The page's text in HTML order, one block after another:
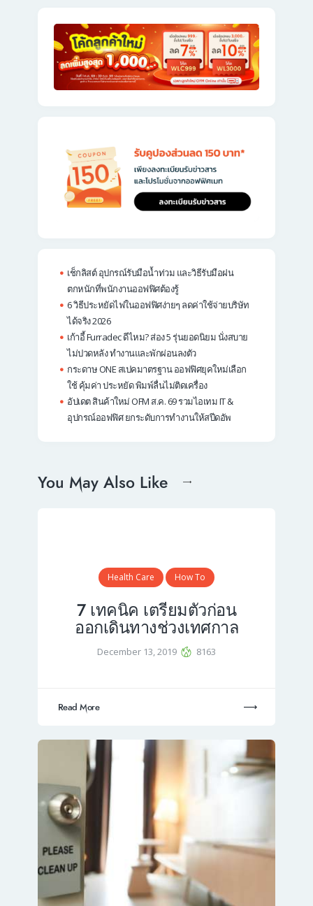
เช็กลิสต์ อุปกรณ์รับมือน้ำท่วม และวิธีรับมือฝน
ตกหนักที่พนักงานออฟฟิศต้องรู้
6 วิธีประหยัดไฟในออฟฟิศง่ายๆ ลดค่าใช้จ่ายบริษัท
ได้จริง 2026
เก้าอี้ Furradec ดีไหม? ส่อง 5 รุ่นยอดนิยม นั่งสบาย
ไม่ปวดหลัง ทำงานและพักผ่อนลงตัว
กระดาษ ONE สเปคมาตรฐาน ออฟฟิศยุคใหม่เลือก
ใช้ คุ้มค่า ประหยัด พิมพ์ลื่นไม่ติดเครื่อง
อัปเดต สินค้าใหม่ OFM ส.ค. 69 รวมไอเทม IT &
อุปกรณ์ออฟฟิศ ยกระดับการทำงานให้สปีดอัพ
You May Also Like
Health Care How To
7 เทคนิค เตรียมตัวก่อน
ออกเดินทางช่วงเทศกาล
December 13, 2019 8163
Read More